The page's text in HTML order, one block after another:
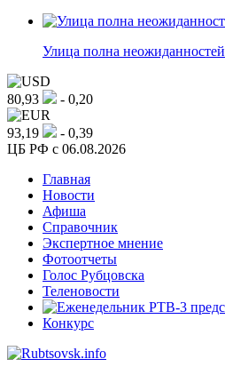
Улица полна неожиданностей
80,93 - 0,20
93,19
- 0,39
ЦБ РФ c 06.08.2026
Главная
Новости
Афиша
Справочник
Экспертное мнение
Фотоотчеты
Голос Рубцовска
Теленовости
Конкурс